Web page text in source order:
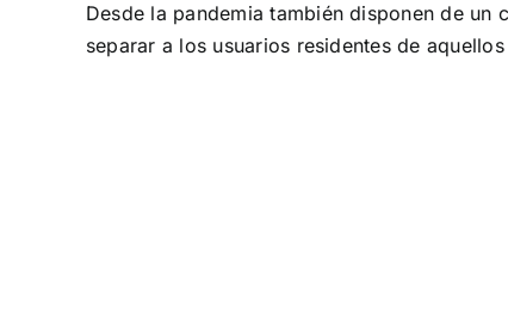
Desde la pandemia también disponen de
separar a los usuarios residentes de